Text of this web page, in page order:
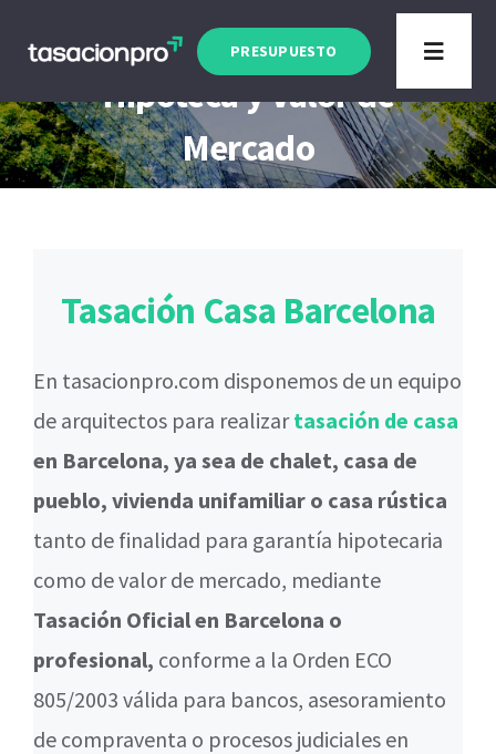
Toggle
Tipo de Inmueble
Finalidad
PRESUPUESTO
Tasación Casa Barcelona
Hipoteca y Valor de
Mercado
Tasación Casa Barcelona
En tasacionpro.com disponemos de un equipo
de arquitectos para realizartasación de casa
en Barcelona, ya sea de chalet, casa de
pueblo, vivienda unifamiliar o casa rústica
tanto de finalidad para garantía hipotecaria
como de valor de mercado, mediante
Tasación Oficial en Barcelona o
profesional, conforme a la Orden ECO
805/2003 válida para bancos, asesoramiento
de compraventa o procesos judiciales en